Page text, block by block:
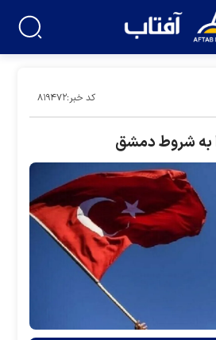
کد خبر:۸۱۹۴۷۲
به شروط دمشق